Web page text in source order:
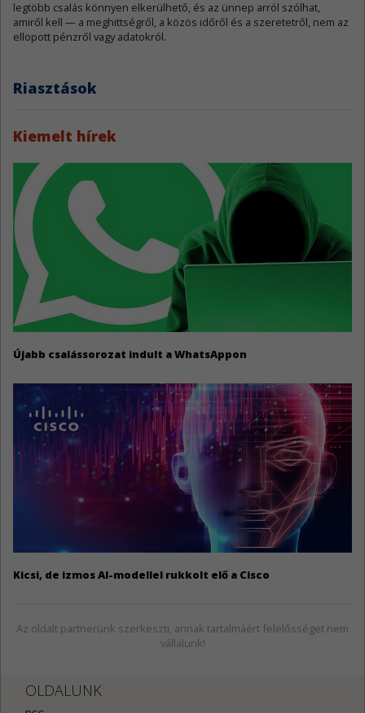
legtöbb csalás könnyen elkerülhető, és az ünnep arról szólhat,
amiről kell — a meghittségről, a közös időről és a szeretetről, nem az
ellopott pénzről vagy adatokról.
Riasztások
Kiemelt hírek
Újabb csalássorozat indult a WhatsAppon
Kicsi, de izmos AI-modellel rukkolt elő a Cisco
Az oldalt partnerünk szerkeszti, annak tartalmáért felelősséget nem
vállalunk!
OLDALUNK